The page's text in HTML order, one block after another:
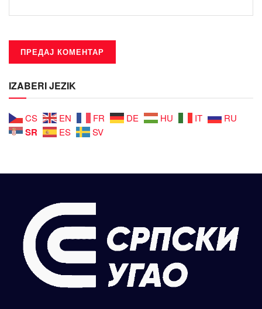
IZABERI JEZIK
CS EN FR DE HU IT RU
SR ES SV